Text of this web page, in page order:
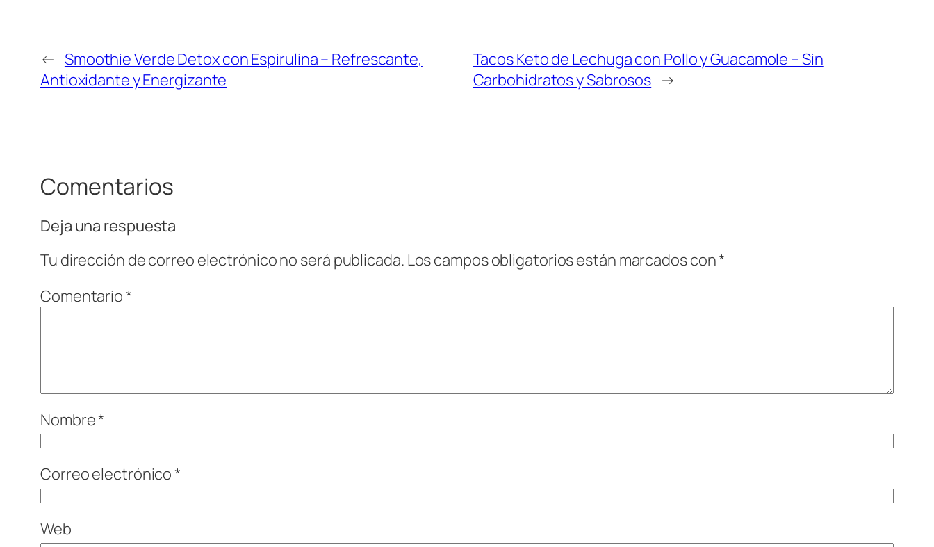
← Smoothie Verde Detox con Espirulina – Refrescante,
Antioxidante y Energizante
Tacos Keto de Lechuga con Pollo y Guacamole – Sin
Carbohidratos y Sabrosos →
Comentarios
Deja una respuesta
Tu dirección de correo electrónico no será publicada. Los campos obligatorios están marcados con*
Comentario *
Nombre*
Correo electrónico *
Web